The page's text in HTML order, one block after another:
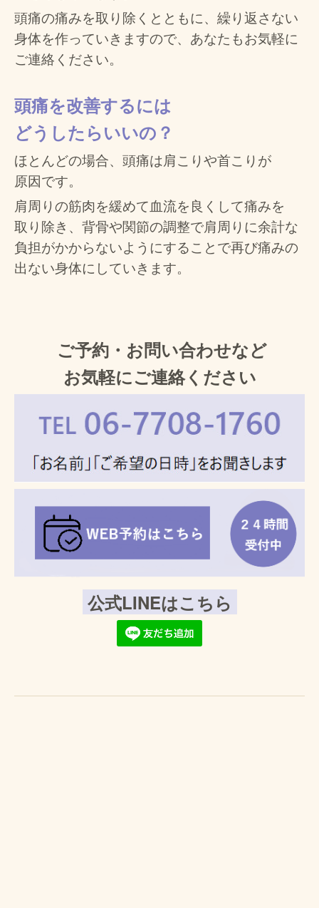
頭痛の痛みを取り除くと ともに、 繰り返さない
身体を作っていきますので、 あなたもお気軽に
ご連絡ください。
頭痛を改善するには
どうしたらいいの？
ほとんどの場合、 頭痛は肩こりや首こりが
原因です。
肩周りの筋肉を緩めて血流を良くして痛みを
取り除き、 背骨や関節の調整で肩周りに余計な
負担がかからないようにすることで再び痛みの
出ない身体に していきます。
ご予約・お問い合わせなど
お気軽にご連絡ください
公式LINEはこちら